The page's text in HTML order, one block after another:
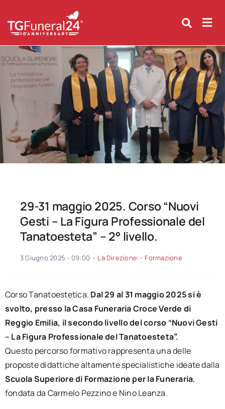
content
29-31 maggio 2025. Corso “Nuovi
Gesti – La Figura Professionale del
Tanatoesteta” – 2° livello.
3 Giugno 2025 - 09:00 - La Direzione - Formazione
Corso Tanatoestetica. Dal 29 al 31 maggio 2025 si è
svolto, presso la Casa Funeraria Croce Verde di
Reggio Emilia, il secondo livello del corso “Nuovi Gesti
– La Figura Professionale del Tanatoesteta”.
Questo percorso formativo rappresenta una delle
proposte didattiche altamente specialistiche ideate dalla
Scuola Superiore di Formazione per la Funeraria,
fondata da Carmelo Pezzino e Nino Leanza.